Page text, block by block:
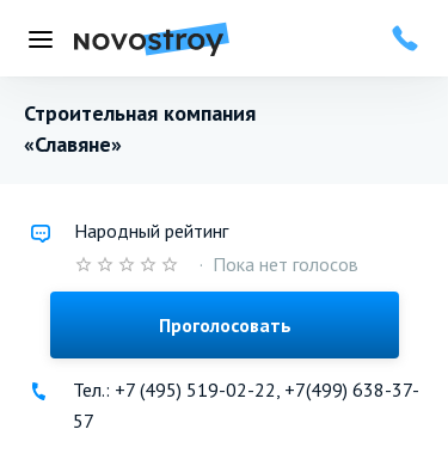
Меню
Строительная компания
«Славяне»
Народный рейтинг
· Пока нет голосов
Проголосовать
Тел.: +7 (495) 519-02-22, +7(499) 638-37-
57